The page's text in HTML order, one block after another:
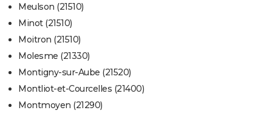
Meulson (21510)
Minot (21510)
Moitron (21510)
Molesme (21330)
Montigny-sur-Aube (21520)
Montliot-et-Courcelles (21400)
Montmoyen (21290)